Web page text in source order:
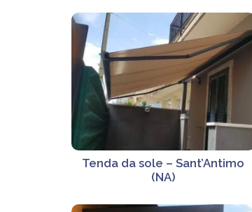
Tenda da sole – Sant’Antimo
(NA)